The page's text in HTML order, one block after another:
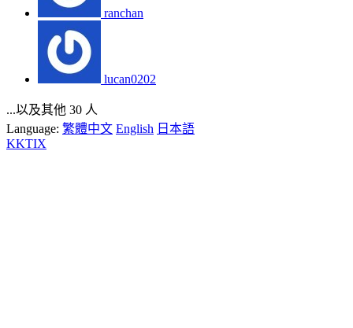
ranchan
lucan0202
...以及其他 30 人
Language: 繁體中文 English 日本語
KKTIX